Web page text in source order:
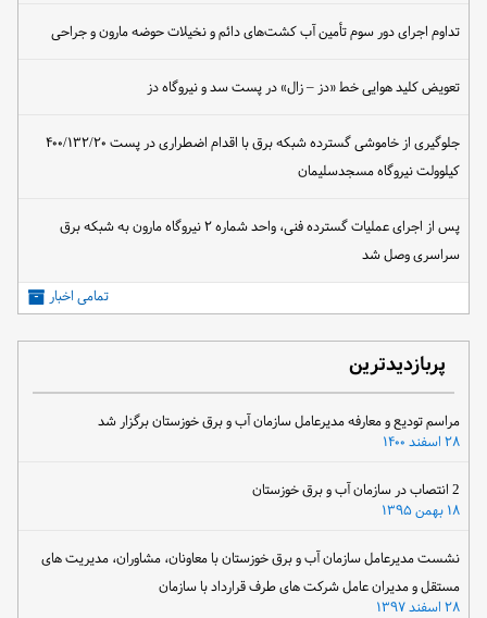
تداوم اجرای دور سوم تأمین آب کشت‌های دائم و نخیلات حوضه مارون و جراحی
تعویض کلید هوایی خط «دز – زال» در پست سد و نیروگاه دز
جلوگیری از خاموشی گسترده شبکه برق با اقدام اضطراری در پست ۴۰۰/۱۳۲/۲۰
کیلوولت نیروگاه مسجدسلیمان
پس از اجرای عملیات گسترده فنی، واحد شماره ۲ نیروگاه مارون به شبکه برق
سراسری وصل شد
تمامی اخبار
پربازدیدترین
مراسم تودیع و معارفه مدیرعامل سازمان آب و برق خوزستان برگزار شد
۲۸ اسفند ۱۴۰۰
۱۸ بهمن ۱۳۹۵
نشست مدیرعامل سازمان آب و برق خوزستان با معاونان، مشاوران، مدیریت های
مستقل و مدیران عامل شرکت های طرف قرارداد با سازمان
۲۸ اسفند ۱۳۹۷